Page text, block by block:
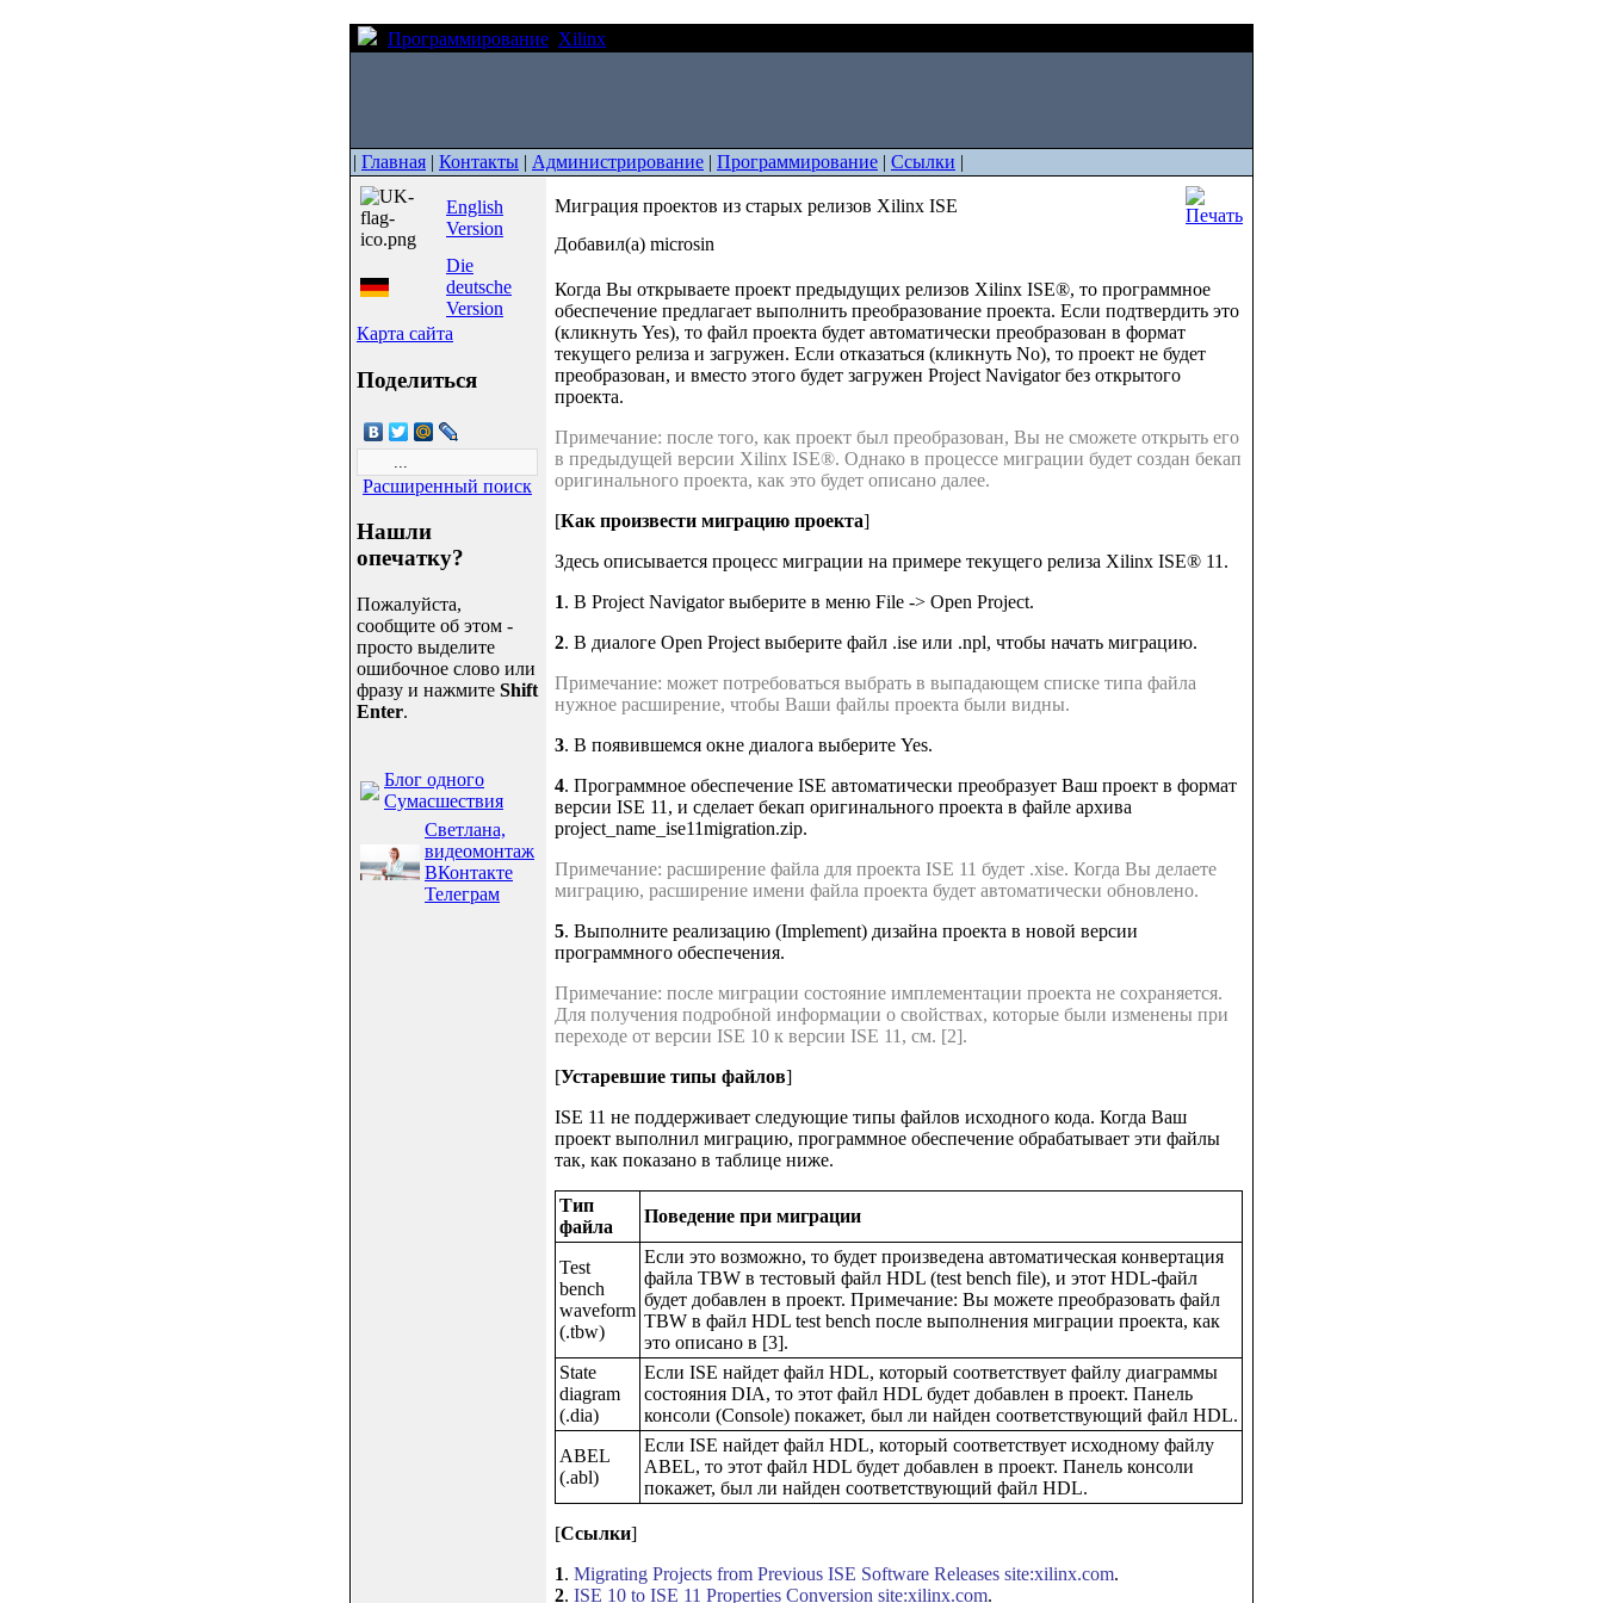
Программирование Xilinx
| Главная | Контакты | Администрирование | Программирование | Ссылки |
English
Version
Die
deutsche
Version
Карта сайта
Поделиться
Расширенный поиск
Нашли
опечатку?
Пожалуйста,
сообщите об этом -
просто выделите
ошибочное слово или
фразу и нажмите Shift
Enter.
Блог одного
Сумасшествия
Светлана,
видеомонтаж
ВКонтакте
Телеграм
Миграция проектов из старых релизов Xilinx ISE
Добавил(а) microsin
Когда Вы открываете проект предыдущих релизов Xilinx ISE®, то программное
обеспечение предлагает выполнить преобразование проекта. Если подтвердить это
(кликнуть Yes), то файл проекта будет автоматически преобразован в формат
текущего релиза и загружен. Если отказаться (кликнуть No), то проект не будет
преобразован, и вместо этого будет загружен Project Navigator без открытого
проекта.
Примечание: после того, как проект был преобразован, Вы не сможете открыть его
в предыдущей версии Xilinx ISE®. Однако в процессе миграции будет создан бекап
оригинального проекта, как это будет описано далее.
[Как произвести миграцию проекта]
Здесь описывается процесс миграции на примере текущего релиза Xilinx ISE® 11.
1. В Project Navigator выберите в меню File -> Open Project.
2. В диалоге Open Project выберите файл .ise или .npl, чтобы начать миграцию.
Примечание: может потребоваться выбрать в выпадающем списке типа файла
нужное расширение, чтобы Ваши файлы проекта были видны.
3. В появившемся окне диалога выберите Yes.
4. Программное обеспечение ISE автоматически преобразует Ваш проект в формат
версии ISE 11, и сделает бекап оригинального проекта в файле архива
project_name_ise11migration.zip.
Примечание: расширение файла для проекта ISE 11 будет .xise. Когда Вы делаете
миграцию, расширение имени файла проекта будет автоматически обновлено.
5. Выполните реализацию (Implement) дизайна проекта в новой версии
программного обеспечения.
Примечание: после миграции состояние имплементации проекта не сохраняется.
Для получения подробной информации о свойствах, которые были изменены при
переходе от версии ISE 10 к версии ISE 11, см. [2].
[Устаревшие типы файлов]
ISE 11 не поддерживает следующие типы файлов исходного кода. Когда Ваш
проект выполнил миграцию, программное обеспечение обрабатывает эти файлы
так, как показано в таблице ниже.
Тип
файла
Поведение при миграции
Test
bench
waveform
(.tbw)
Если это возможно, то будет произведена автоматическая конвертация
файла TBW в тестовый файл HDL (test bench file), и этот HDL-файл
будет добавлен в проект. Примечание: Вы можете преобразовать файл
TBW в файл HDL test bench после выполнения миграции проекта, как
это описано в [3].
State
diagram
(.dia)
Если ISE найдет файл HDL, который соответствует файлу диаграммы
состояния DIA, то этот файл HDL будет добавлен в проект. Панель
консоли (Console) покажет, был ли найден соответствующий файл HDL.
ABEL
(.abl)
Если ISE найдет файл HDL, который соответствует исходному файлу
ABEL, то этот файл HDL будет добавлен в проект. Панель консоли
покажет, был ли найден соответствующий файл HDL.
[Ссылки]
1. Migrating Projects from Previous ISE Software Releases site:xilinx.com.
2. ISE 10 to ISE 11 Properties Conversion site:xilinx.com.